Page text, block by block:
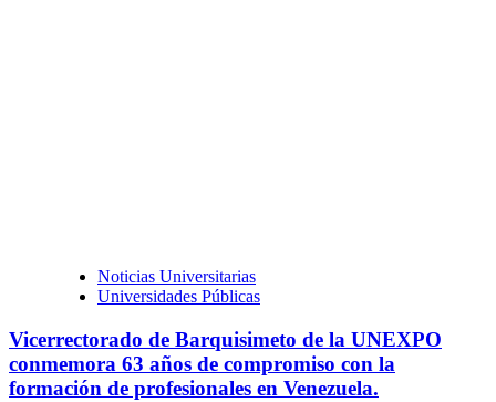
Noticias Universitarias
Universidades Públicas
Vicerrectorado de Barquisimeto de la UNEXPO
conmemora 63 años de compromiso con la
formación de profesionales en Venezuela.